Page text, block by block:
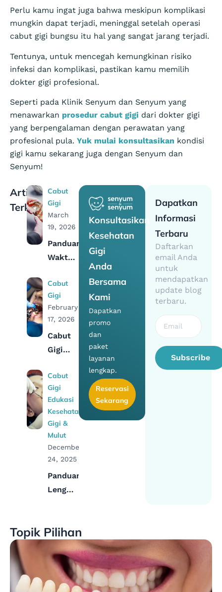
Perlu kamu ingat juga bahwa meskipun komplikasi
mungkin dapat terjadi, meninggal setelah operasi
cabut gigi bungsu itu hal yang sangat jarang terjadi.
Tentunya, untuk mencegah kemungkinan risiko
infeksi dan komplikasi, pastikan kamu memilih
dokter gigi profesional.
Seperti pada Klinik Senyum dan Senyum yang
menawarkan prosedur cabut gigi dari dokter gigi
yang berpengalaman dengan perawatan yang
profesional pula. Yuk mulai konsultasikan kondisi
gigi kamu sekarang juga dengan Senyum dan
Senyum!
Artikel
Terkait
Cabut
Gigi
March
19, 2026
Panduan
Waktu
Pasang
Gigi
Cabut
Gigi
Cabut
Gigi
February
17, 2026
Cabut
Gigi
Bawah:
Prosedur,
Biaya &
Efeknya
Cabut
Gigi
Edukasi
Kesehatan
Gigi &
Mulut
December
24, 2025
Panduan
Lengkap
Gingsul
dengan
Aman
Dapatkan
Informasi
Terbaru
Daftarkan
email Anda
untuk
mendapatkan
update blog
terbaru.
Subscribe
Konsultasikan
Kesehatan
Gigi
Anda
Bersama
Kami
Dapatkan
promo
dan
paket
layanan
lengkap.
Reservasi
Sekarang
Topik Pilihan